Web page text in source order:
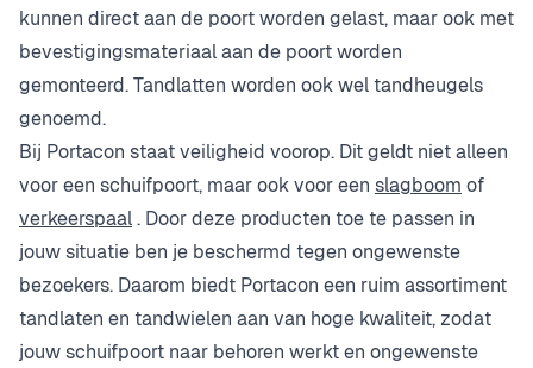
kunnen direct aan de poort worden gelast, maar ook met
bevestigingsmateriaal aan de poort worden
gemonteerd. Tandlatten worden ook wel tandheugels
genoemd.
Bij Portacon staat veiligheid voorop. Dit geldt niet alleen
voor een schuifpoort, maar ook voor een slagboom of
verkeerspaal. Door deze producten toe te passen in
jouw situatie ben je beschermd tegen ongewenste
bezoekers. Daarom biedt Portacon een ruim assortiment
tandlaten en tandwielen aan van hoge kwaliteit, zodat
jouw schuifpoort naar behoren werkt en ongewenste